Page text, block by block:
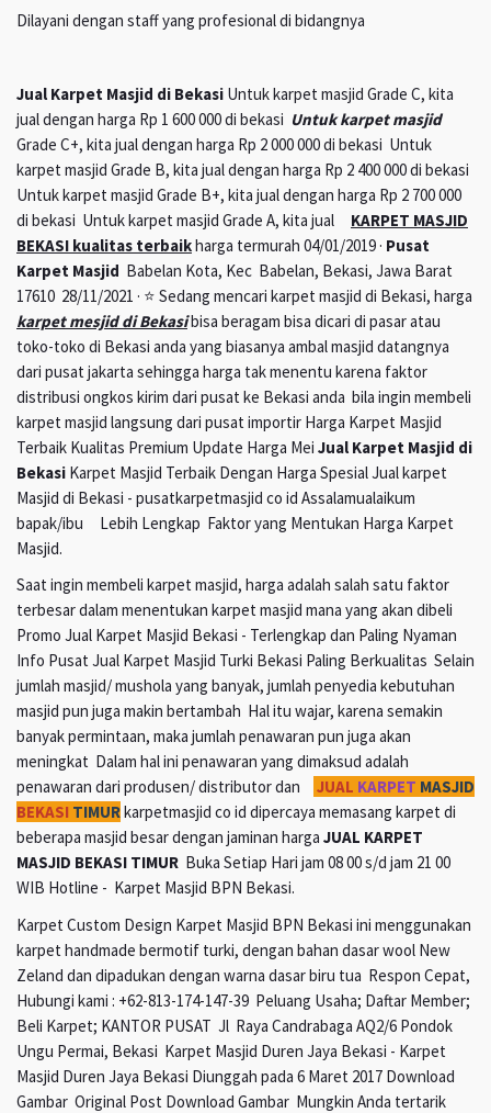
Dilayani dengan staff yang profesional di bidangnya
Jual Karpet Masjid di Bekasi Untuk karpet masjid Grade C, kita
jual dengan harga Rp 1 600 000 di bekasi Untuk karpet masjid
Grade C+, kita jual dengan harga Rp 2 000 000 di bekasi Untuk
karpet masjid Grade B, kita jual dengan harga Rp 2 400 000 di bekasi
Untuk karpet masjid Grade B+, kita jual dengan harga Rp 2 700 000
di bekasi Untuk karpet masjid Grade A, kita jual KARPET MASJID
BEKASI kualitas terbaikharga termurah 04/01/2019 · Pusat
Karpet Masjid Babelan Kota, Kec Babelan, Bekasi, Jawa Barat
17610 28/11/2021 · ⭐ Sedang mencari karpet masjid di Bekasi, harga
karpet mesjid di Bekasibisa beragam bisa dicari di pasar atau
toko-toko di Bekasi anda yang biasanya ambal masjid datangnya
dari pusat jakarta sehingga harga tak menentu karena faktor
distribusi ongkos kirim dari pusat ke Bekasi anda bila ingin membeli
karpet masjid langsung dari pusat importir Harga Karpet Masjid
Terbaik Kualitas Premium Update Harga Mei Jual Karpet Masjid di
Bekasi Karpet Masjid Terbaik Dengan Harga Spesial Jual karpet
Masjid di Bekasi - pusatkarpetmasjid co id Assalamualaikum
bapak/ibu Lebih Lengkap Faktor yang Mentukan Harga Karpet
Masjid.
Saat ingin membeli karpet masjid, harga adalah salah satu faktor
terbesar dalam menentukan karpet masjid mana yang akan dibeli
Promo Jual Karpet Masjid Bekasi - Terlengkap dan Paling Nyaman
Info Pusat Jual Karpet Masjid Turki Bekasi Paling Berkualitas Selain
jumlah masjid/ mushola yang banyak, jumlah penyedia kebutuhan
masjid pun juga makin bertambah Hal itu wajar, karena semakin
banyak permintaan, maka jumlah penawaran pun juga akan
meningkat Dalam hal ini penawaran yang dimaksud adalah
penawaran dari produsen/ distributor dan
JUAL KARPET MASJID
BEKASI TIMURkarpetmasjid co id dipercaya memasang karpet di
beberapa masjid besar dengan jaminan harga JUAL KARPET
MASJID BEKASI TIMUR Buka Setiap Hari jam 08 00 s/d jam 21 00
WIB Hotline - Karpet Masjid BPN Bekasi.
Karpet Custom Design Karpet Masjid BPN Bekasi ini menggunakan
karpet handmade bermotif turki, dengan bahan dasar wool New
Zeland dan dipadukan dengan warna dasar biru tua Respon Cepat,
Hubungi kami : +62-813-174-147-39 Peluang Usaha; Daftar Member;
Beli Karpet; KANTOR PUSAT Jl Raya Candrabaga AQ2/6 Pondok
Ungu Permai, Bekasi Karpet Masjid Duren Jaya Bekasi - Karpet
Masjid Duren Jaya Bekasi Diunggah pada 6 Maret 2017 Download
Gambar Original Post Download Gambar Mungkin Anda tertarik